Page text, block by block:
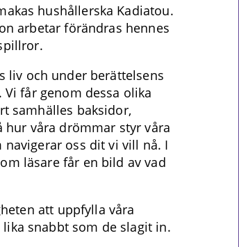
hushållerska Kadiatou.
arbetar förändras hennes
liv och under berättelsens
får genom dessa olika
samhälles baksidor,
våra drömmar styr våra
oss dit vi vill nå. I
läsare får en bild av vad
att uppfylla våra
snabbt som de slagit in.